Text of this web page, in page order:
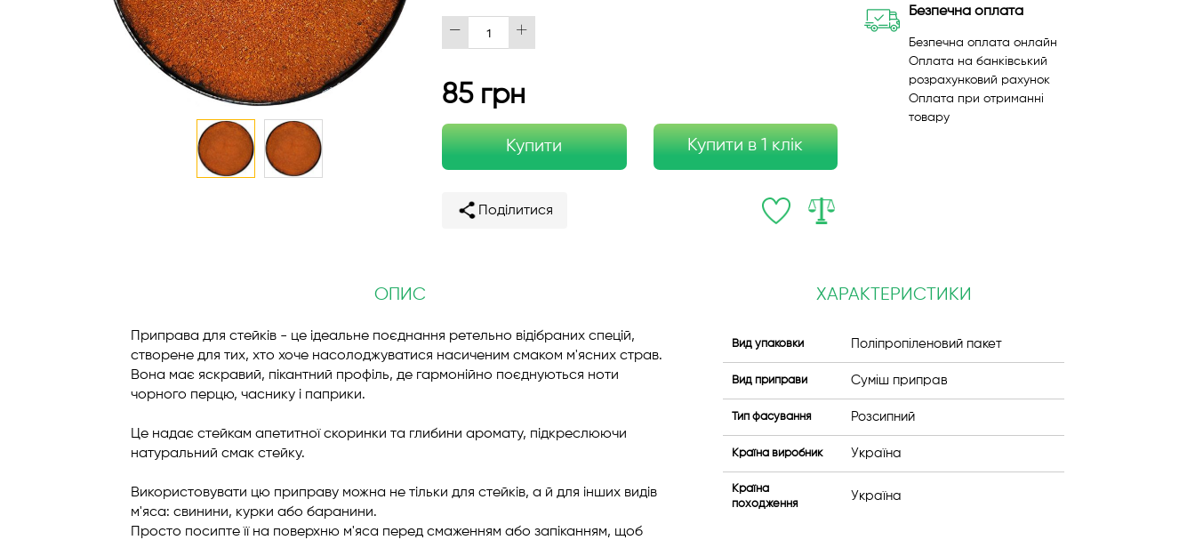
85 грн
Купити Купити в 1 клік
Поділитися
Безпечна оплата
Безпечна оплата онлайн
Оплата на банківський
розрахунковий рахунок
Оплата при отриманні
товару
ОПИС
Приправа для стейків - це ідеальне поєднання ретельно відібраних спецій,
створене для тих, хто хоче насолоджуватися насиченим смаком м'ясних страв.
Вона має яскравий, пікантний профіль, де гармонійно поєднуються ноти
чорного перцю, часнику і паприки.
Це надає стейкам апетитної скоринки та глибини аромату, підкреслюючи
натуральний смак стейку.
Використовувати цю приправу можна не тільки для стейків, а й для інших видів
м'яса: свинини, курки або баранини.
Просто посипте її на поверхню м'яса перед смаженням або запіканням, щоб
ХАРАКТЕРИСТИКИ
Вид упаковки Поліпропіленовий пакет
Вид приправи Суміш приправ
Тип фасування Розсипний
Країна виробник Україна
Країна
походження
Україна